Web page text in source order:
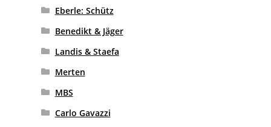
Eberle: Schütz
Benedikt & Jäger
Landis & Staefa
Merten
MBS
Carlo Gavazzi